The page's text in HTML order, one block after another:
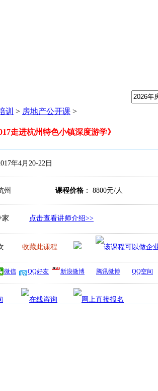
训 > 房地产公开课 >
走进杭州特色小镇深度游学》
年4月20-22日
杭州 课程价格 ： 8800元/人
专家 点击查看讲师介绍>>
收藏此课程
微信 QQ好友 新浪微博 腾讯微博 QQ空间